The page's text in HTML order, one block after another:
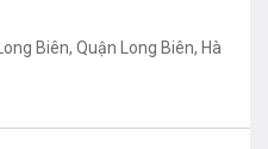
Biên, Quận Long Biên, Hà